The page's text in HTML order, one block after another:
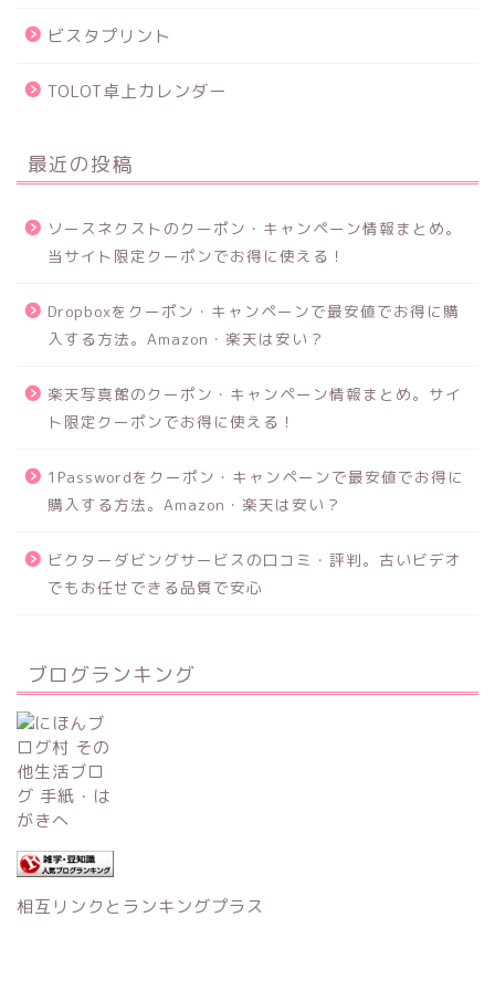
ビスタプリント
TOLOT卓上カレンダー
最近の投稿
ソースネクストのクーポン・キャンペーン情報まとめ。
当サイト限定クーポンでお得に使える！
Dropboxをクーポン・キャンペーンで最安値でお得に購
入する方法。Amazon・楽天は安い？
楽天写真館のクーポン・キャンペーン情報まとめ。サイ
ト限定クーポンでお得に使える！
1Passwordをクーポン・キャンペーンで最安値でお得に
購入する方法。Amazon・楽天は安い？
ビクターダビングサービスの口コミ・評判。古いビデオ
でもお任せできる品質で安心
ブログランキング
相互リンクとランキングプラス